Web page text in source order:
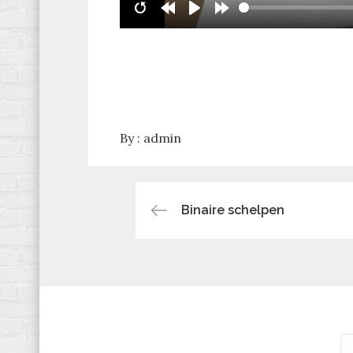
By : admin
Bericht
Binaire schelpen